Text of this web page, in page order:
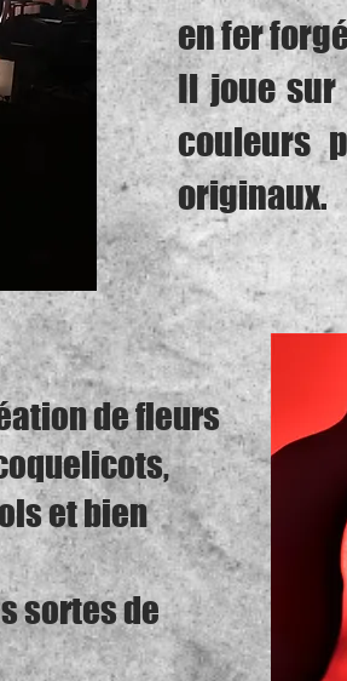
en fer
Il joue sur
couleurs
originaux.
de fleurs
et bien
sortes de